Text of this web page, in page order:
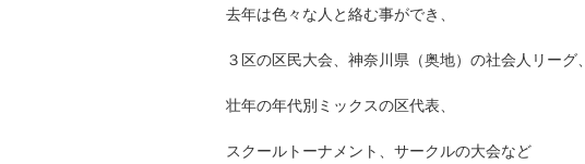
去年は色々な人と絡む事ができ、
３区の区民大会、神奈川県（奥地）の社会人リーグ、
壮年の年代別ミックスの区代表、
スクールトーナメント、サークルの大会など